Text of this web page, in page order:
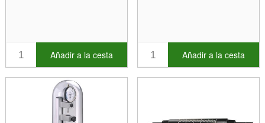
Añadir a la cesta Añadir a la cesta